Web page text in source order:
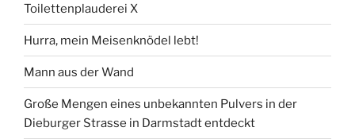
Toilettenplauderei X
Hurra, mein Meisenknödel lebt!
Mann aus der Wand
Große Mengen eines unbekannten Pulvers in der
Dieburger Strasse in Darmstadt entdeckt